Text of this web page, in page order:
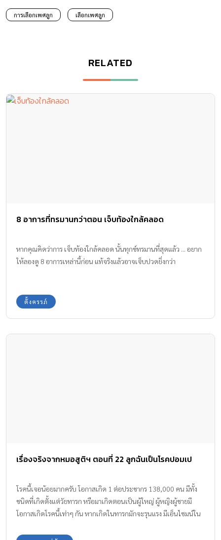
การเลือกเพศลูก เลือกเพศลูก
RELATED
8 อาการที่ทรมานกว่าตอน เจ็บท้องใกล้คลอด
หากคุณคิดว่าการ เจ็บท้องใกล้คลอด นั้นทุกข์ทรมานที่สุดแล้ว ... อยาก
ให้ลองดู 8 อาการเหล่านี้ก่อน แท้จริงแล้วอาจเจ็บปวดยิ่งกว่า
ตั้งครรภ์
เรื่องจริงจากหมอสูติฯ ตอนที่ 22 ลูกฉันเป็นโรคปอมเป
โรคนี้เจอน้อยมากครับ โอกาสเกิด 1 ต่อประชากร 138,000 คน มีทั้ง
ชนิดที่เกิดตั้งแต่วัยทารก หรือมาเกิดตอนเป็นผู้ใหญ่ ผู้หญิงผู้ชายมี
โอกาสเกิดโรคนี้เท่าๆ กัน หากเกิดในทารกมักจะรุนแรง มีเอ็นไซมน์ใน
2-40 อาการจึงรุนแรงน้อยกว่าเด็กทารก วิธีการรักษาโรคนี้คือการให้ยา